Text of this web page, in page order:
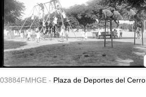
03884FMHGE - Plaza de Deportes del Cerro.